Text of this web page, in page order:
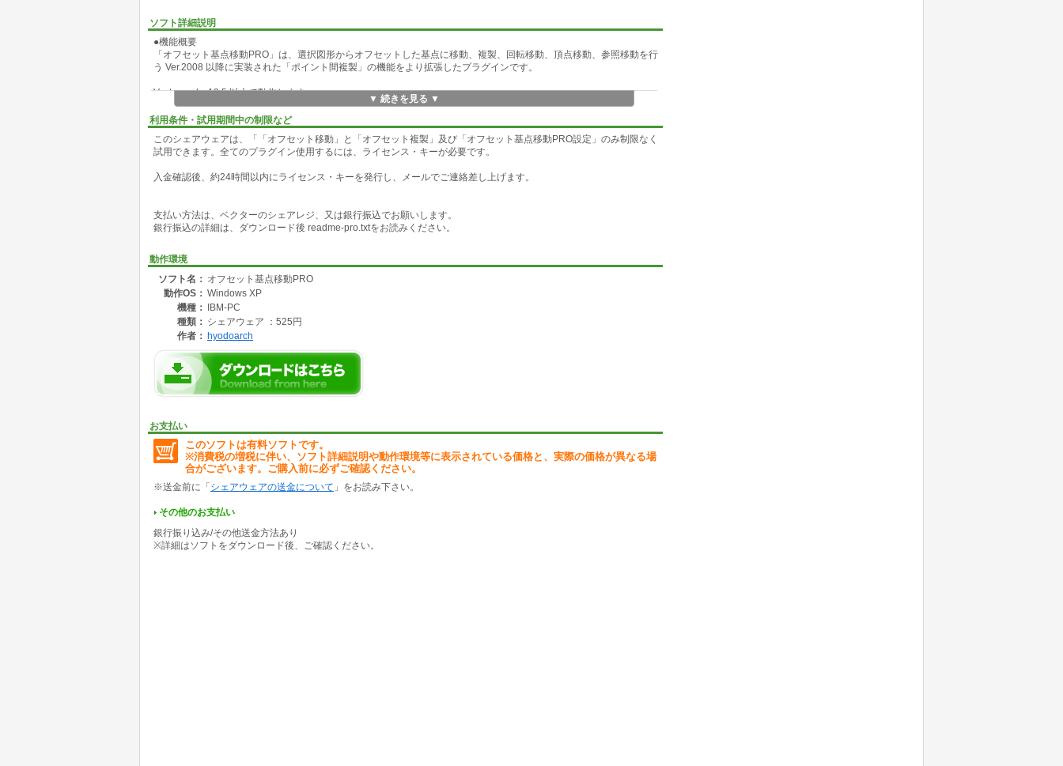
ソフト詳細説明
●機能概要
「オフセット基点移動PRO」は、選択図形からオフセットした基点に移動、複製、回転移動、頂点移動、参照移動を行
う Ver.2008 以降に実装された「ポイント間複製」の機能をより拡張したプラグインです。
Vectorworks 12.5 以上で動作します。
●特徴
下記に、純正「ポイント間複製」には無い機能をピックアップします。
・図形からオフセットした基点に頂点移動できます。
・グループ化された図形もそのまま頂点移動できます。
・図形からオフセットした基点に数値入力による回転移動ができます。
・オフセット基点移動・複製は、「ポイント間複製」と同機能ですが、別々のツールとなっているので、
モードバーを切り替える煩わしさがありません。
●収録プラグイン
オフセット移動.vst プラグイン・ツール
オフセット複製.vst プラグイン・ツール
オフセット頂点移動.vst プラグイン・ツール
オフセット回転移動.vst プラグイン・ツール
オフセット数値回転移動.vst プラグイン・ツール
オフセット参照移動.vst プラグイン・ツール
●インストール方法
解凍して出来る「オフセット基点移動PRO」フォルダを、Vectorworksのプログラムフォルダ内にある"Plug-Ins"フォル
ダにコピーしてください。
●初期設定、使用方法
readme_pro.txt をお読みください。
最新情報、詳細なマニュアルは、ホームページをご覧ください。
●アンインストール方法
お問合せフォームから受け付けます。その際にVectorworksのバージョンやOSなどの情報もお知らせください。
よくある質問に関しては、「Q&A」に掲載いたしますので、そちらもご覧ください。
▼ 続きを見る ▼
利用条件・試用期間中の制限など
このシェアウェアは、「「オフセット移動」と「オフセット複製」及び「オフセット基点移動PRO設定」のみ制限なく
試用できます。全てのプラグイン使用するには、ライセンス・キーが必要です。
入金確認後、約24時間以内にライセンス・キーを発行し、メールでご連絡差し上げます。
支払い方法は、ベクターのシェアレジ、又は銀行振込でお願いします。
銀行振込の詳細は、ダウンロード後 readme-pro.txtをお読みください。
動作環境
ソフト名： オフセット基点移動PRO
動作OS： Windows XP
機種：
IBM-PC
種類： シェアウェア ：525円
作者： hyodoarch
お支払い
このソフトは有料ソフトです。
※消費税の増税に伴い、ソフト詳細説明や動作環境等に表示されている価格と、実際の価格が異なる場
合がございます。ご購入前に必ずご確認ください。
※送金前に「 シェアウェアの送金について 」をお読み下さい。
その他のお支払い
銀行振り込み/その他送金方法あり
※詳細はソフトをダウンロード後、ご確認ください。